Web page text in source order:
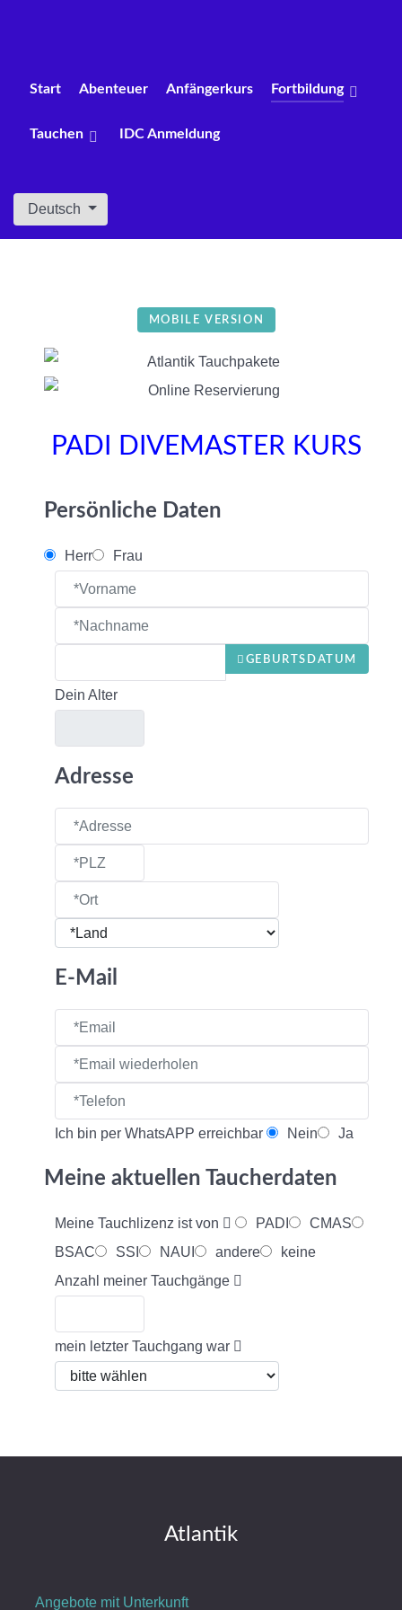
Start Abenteuer Anfängerkurs Fortbildung
Tauchen IDC Anmeldung
Sprache auswählen
Deutsch
MOBILE VERSION
PADI DIVEMASTER KURS
Persönliche Daten
Herr Frau
GEBURTSDATUM
Dein Alter
Adresse
E-Mail
Ich bin per WhatsAPP erreichbar Nein Ja
Meine aktuellen Taucherdaten
Meine Tauchlizenz ist von PADI
CMAS
BSAC
SSI NAUI andere
keine
Anzahl meiner Tauchgänge
mein letzter Tauchgang war
Atlantik
Angebote mit Unterkunft